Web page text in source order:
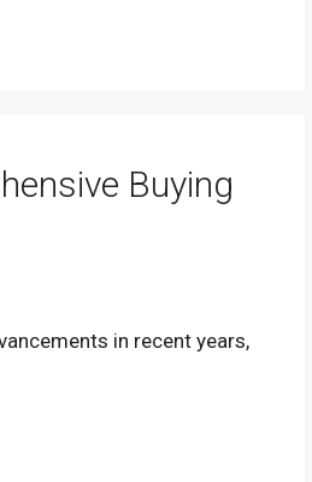
Buying
in recent years,